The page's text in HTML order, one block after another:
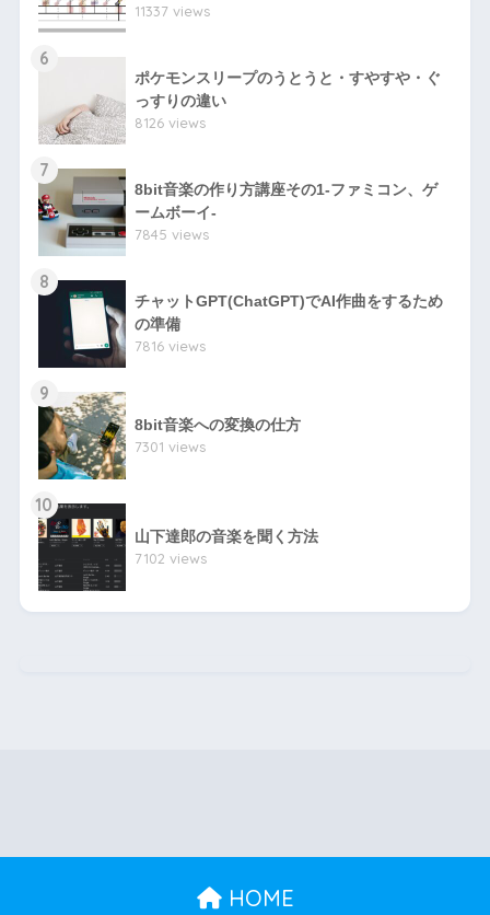
11337 views
6
ポケモンスリープのうとうと・すやすや・ぐ
っすりの違い
8126 views
7
8bit音楽の作り方講座その1-ファミコン、ゲ
ームボーイ-
7845 views
8
チャットGPT(ChatGPT)でAI作曲をするため
の準備
7816 views
9
8bit音楽への変換の仕方
7301 views
10
山下達郎の音楽を聞く方法
7102 views
HOME